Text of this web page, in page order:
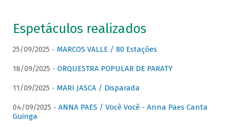
Espetáculos realizados
25/09/2025 - MARCOS VALLE / 80 Estações
18/09/2025 - ORQUESTRA POPULAR DE PARATY
11/09/2025 - MARI JASCA / Disparada
04/09/2025 - ANNA PAES / Você Você - Anna Paes Canta
Guinga